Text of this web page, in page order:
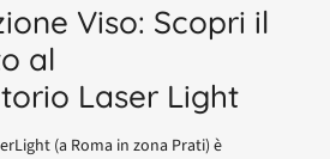
Viso: Scopri il
al
Laser Light
(a Roma in zona Prati) è